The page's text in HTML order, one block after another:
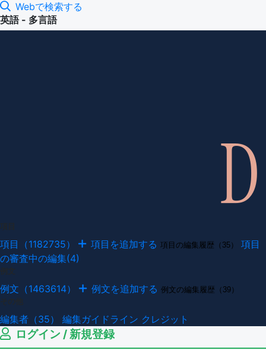
Webで検索する
英語 - 多言語
項目（1182735） 項目を追加する 項目の編集履歴（35）
項目
の審査中の編集(4)
例文（1463614） 例文を追加する 例文の編集履歴（39）
編集者（35） 編集ガイドライン クレジット
ログイン / 新規登録